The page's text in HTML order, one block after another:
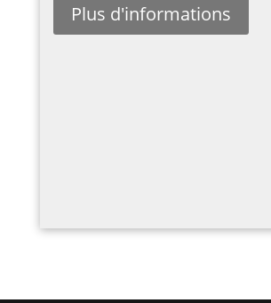
Plus d'informations